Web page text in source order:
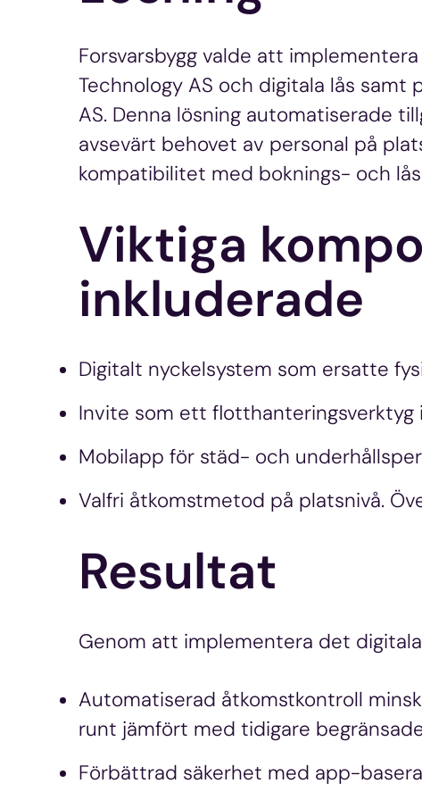
Forsvarsbygg valde att
Technology AS och digitala lås
AS. Denna lösning automatiserade
avsevärt behovet av personal på
kompatibilitet med boknings- och
Viktiga
inkluderade
Digitalt nyckelsystem som ersatte
Invite som ett
Mobilapp för städ- och
Valfri åtkomstmetod på platsnivå.
Resultat
Genom att implementera det
Automatiserad åtkomstkontroll
runt jämfört med tidigare
Förbättrad säkerhet med app-